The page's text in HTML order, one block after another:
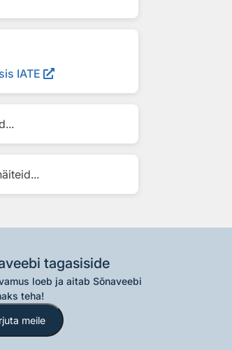
IATE
tagasiside
loeb ja aitab Sõnaveebi
teha!
meile